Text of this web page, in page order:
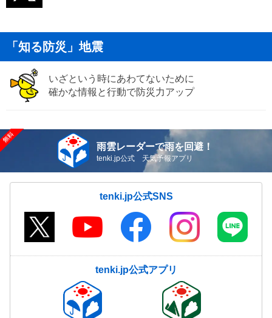
「知る防災」地震
いざという時にあわてないために
確かな情報と行動で防災力アップ
雨雲レーダーで雨を回避！
tenki.jp公式 天気予報アプリ
tenki.jp公式SNS
tenki.jp公式アプリ